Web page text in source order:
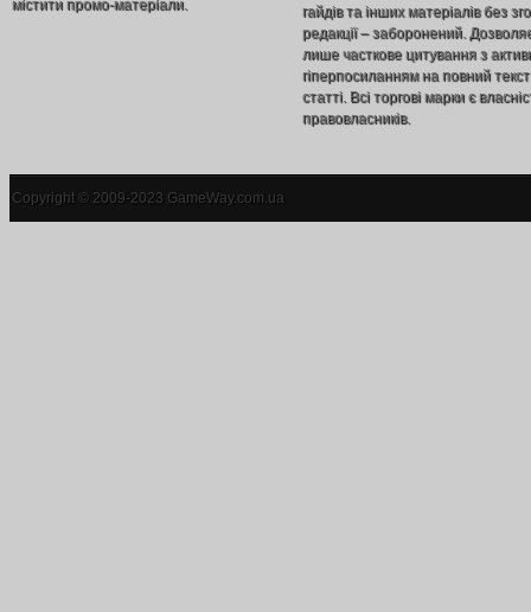
містити промо-матеріали.
гайдів та інших матеріалів без
редакції – заборонений.
лише часткове цитування з
гіперпосиланням на повний текст
статті. Всі торгові марки є
правовласників.
Copyright © 2009-2023 GameWay.com.ua